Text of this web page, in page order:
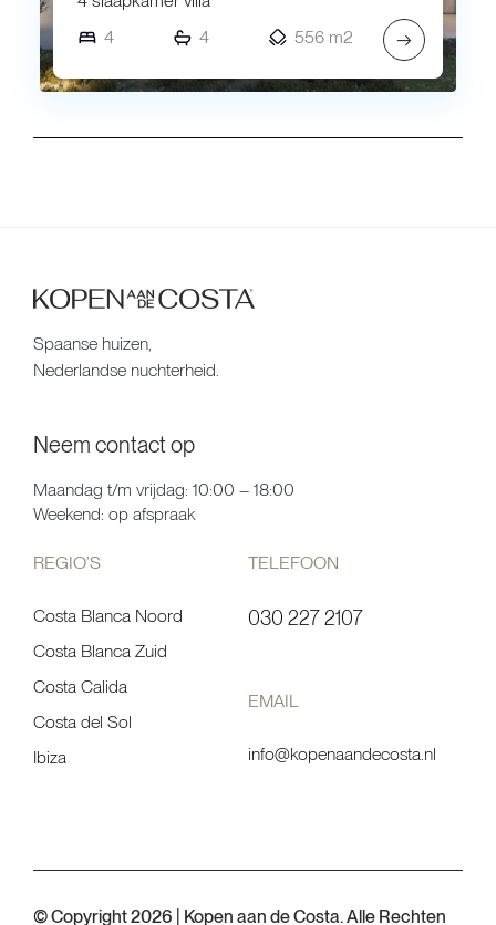
4
4 556 m2 →
Spaanse huizen,
Nederlandse nuchterheid.
Neem contact op
Maandag t/m vrijdag: 10:00 – 18:00
Weekend: op afspraak
REGIO’S
Costa Blanca Noord
Costa Blanca Zuid
Costa Calida
Costa del Sol
Ibiza
TELEFOON
030 227 2107
EMAIL
info@kopenaandecosta.nl
© Copyright 2026 | Kopen aan de Costa. Alle Rechten